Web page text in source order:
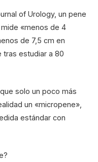
of Urology, un pene
«menos de 4
de 7,5 cm en
estudiar a 80
solo un poco más
un «micropene»,
estándar con